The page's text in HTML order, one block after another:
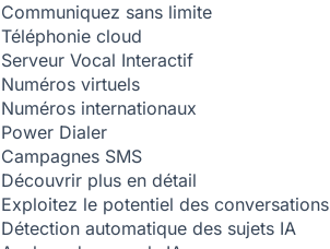
Communiquez sans limite
Téléphonie cloud
Serveur Vocal Interactif
Numéros virtuels
Numéros internationaux
Power Dialer
Campagnes SMS
Découvrir plus en détail
Exploitez le potentiel des conversations
Détection automatique des sujets IA